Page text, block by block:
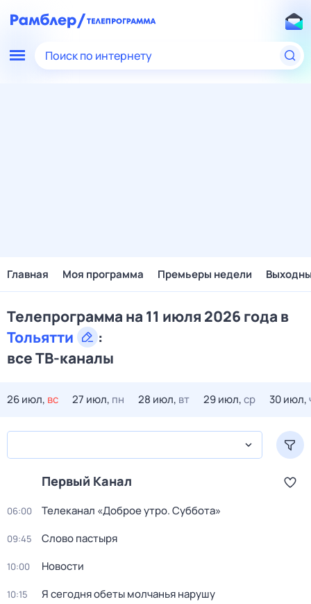
Поиск по интернету
Главная Моя программа Премьеры недели
Телепрограмма на 11 июля 2026 года в
Тольятти
:
все ТВ-каналы
26 июл, вс 27 июл, пн 28 июл, вт 29 июл,ср 30 июл,
Первый Канал
06:00 Телеканал «Доброе утро. Суббота»
09:45 Слово пастыря
10:00 Новости
10:15 Я сегодня обеты молчанья нарушу